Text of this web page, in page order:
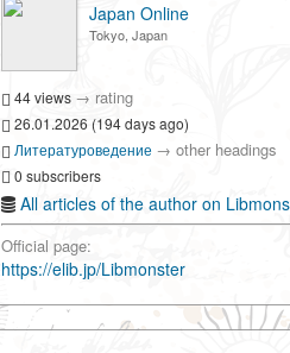
Japan Online
Tokyo, Japan
44 views → rating
26.01.2026 (194 days ago)
Литературоведение → other headings
0 subscribers
All articles of the author on
Official page:
https://elib.jp/Libmonster